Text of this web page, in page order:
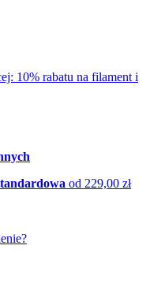
10% rabatu na filament i
od 229,00 zł